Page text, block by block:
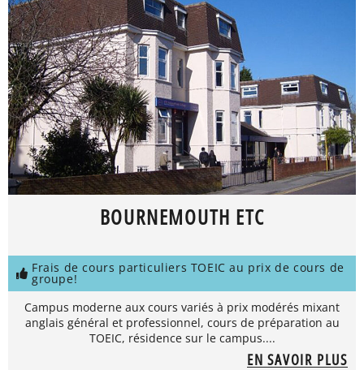
BOURNEMOUTH ETC
Frais de cours particuliers TOEIC au prix de cours de
groupe!
Campus moderne aux cours variés à prix modérés mixant
anglais général et professionnel, cours de préparation au
TOEIC, résidence sur le campus....
EN SAVOIR PLUS